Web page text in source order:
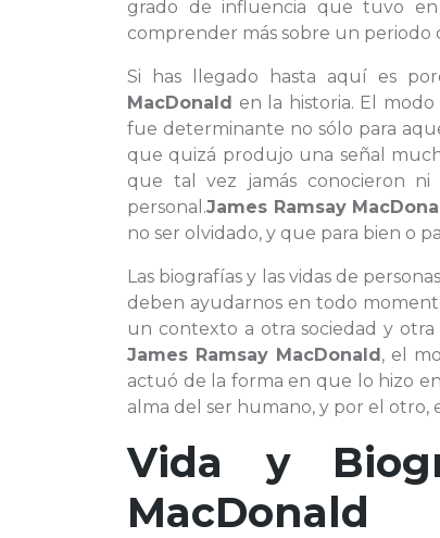
grado de influencia que tuvo
comprender más sobre un periodo
Si has llegado hasta aquí es
MacDonald en la historia. El
fue determinante no sólo para
que quizá produjo una señal
que tal vez jamás conocieron
personal.James Ramsay
no ser olvidado, y que para bien o
Las biografías y las vidas de
deben ayudarnos en todo
un contexto a otra sociedad y
James Ramsay MacDonald, el
actuó de la forma en que lo hizo
alma del ser humano, y por el otro,
Vida y
MacDonald